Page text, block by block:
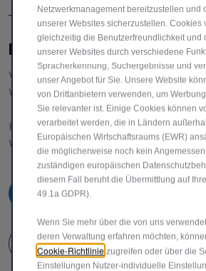
BRAUCHEN SIE HILFE?
VERKAUFSBERATUNG​:
Werktags Montag - Freitag: 09:00 –
KUNDENSERVICE:
Werktags Montag - Freitag: 08:30 –
KUNDENSERVICE
Netzwerkmanagement bereitzustellen und
unserer Websites sicherzustellen. Cookies
gleichzeitig die Benutzerfreundlichkeit und
unserer Websites durch verschiedene
Spracherkennung, Suchergebnisse und
unser Angebot für Sie. Unsere Website
von Drittanbietern verwenden, um
Sie relevanter ist. Einige Cookies können
verarbeitet werden, die in Ländern
Europäischen Wirtschaftsraums (EWR)
die möglicherweise noch kein
zuständigen europäischen
diesem Fall beruht die Übermittlung auf
49.1a GDPR).
Wenn Sie mehr über die von uns
deren Verwaltung erfahren möchten,
Cookie-Richtlinie zugreifen oder über die
Einstellungen Nutzer-individuelle